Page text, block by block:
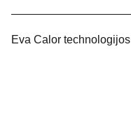
Eva Calor technologijos